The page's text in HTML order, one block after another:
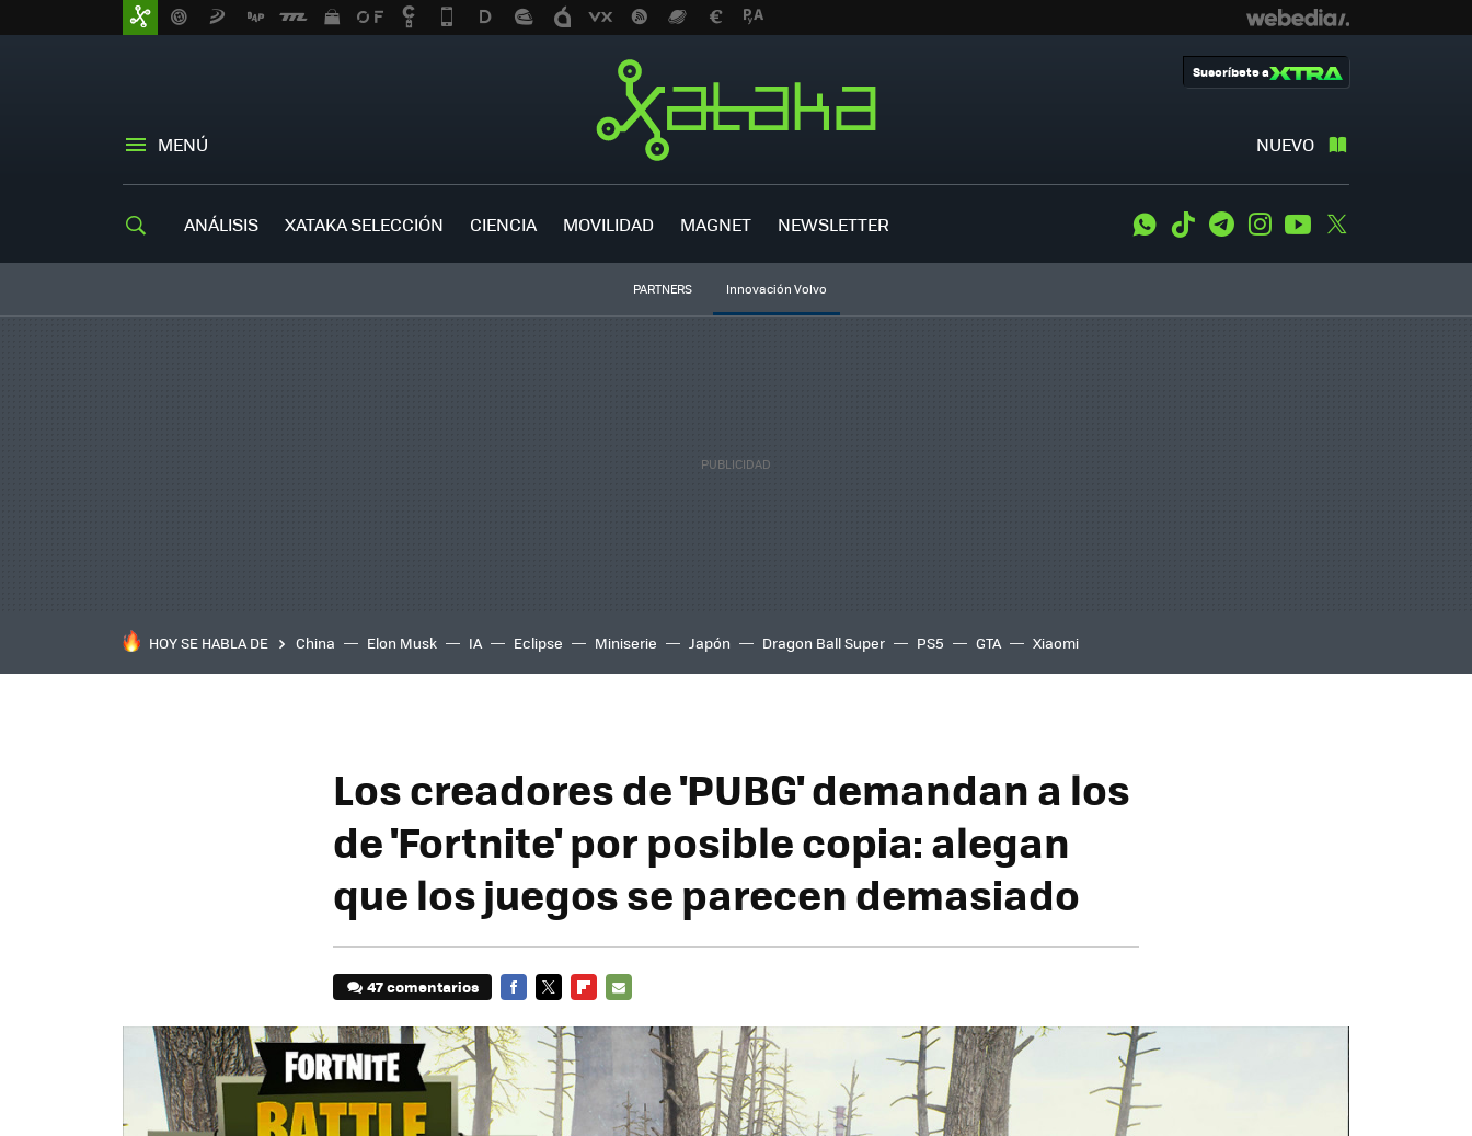
MENÚ NUEVO
Suscríbete a
ANÁLISIS XATAKA SELECCIÓN CIENCIA MOVILIDAD MAGNET NEWSLETTER WhatsApp
Tiktok TelegramInstagramYoutube
PARTNERS Innovación Volvo
HOY SE HABLA DE China Elon Musk IA Eclipse Miniserie Japón Dragon Ball Super PS5 GTA Xiaomi
Los creadores de 'PUBG' demandan a los
de 'Fortnite' por posible copia: alegan
que los juegos se parecen demasiado
47 comentarios